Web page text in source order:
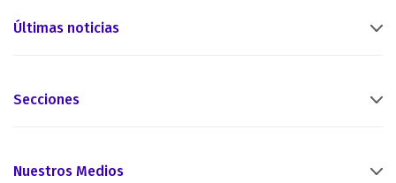
Últimas noticias
Secciones
Nuestros Medios